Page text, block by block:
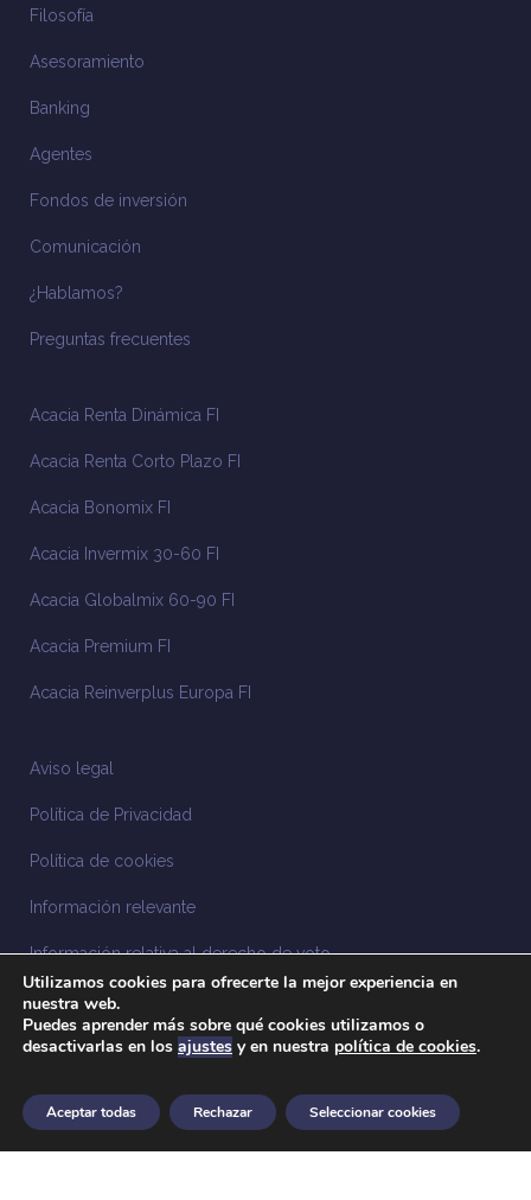
Filosofía
Asesoramiento
Banking
Agentes
Fondos de inversión
Comunicación
¿Hablamos?
Preguntas frecuentes
Acacia Renta Dinámica FI
Acacia Renta Corto Plazo FI
Acacia Bonomix FI
Acacia Invermix 30-60 FI
Acacia Globalmix 60-90 FI
Acacia Premium FI
Acacia Reinverplus Europa FI
Aviso legal
Política de Privacidad
Política de cookies
Información relevante
Información relativa al derecho de voto
Información relacionada con la sostenibilidad
Sistema Interno de Información
Anuncios legales
Utilizamos cookies para ofrecerte la mejor experiencia en
nuestra web.
Puedes aprender más sobre qué cookies utilizamos o
desactivarlas en los ajustes y en nuestra política de cookies.
Aceptar todas Rechazar Seleccionar cookies